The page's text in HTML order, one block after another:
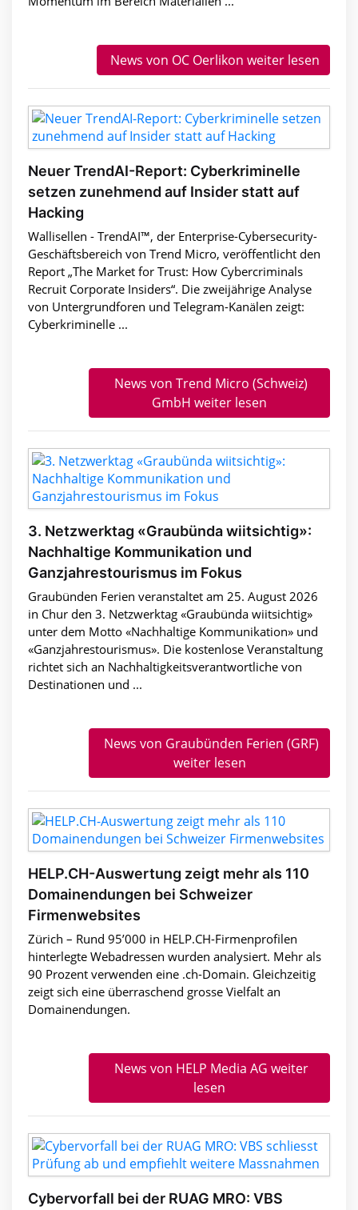
News von OC Oerlikon weiter lesen
Neuer TrendAI-Report: Cyberkriminelle
setzen zunehmend auf Insider statt auf
Hacking
Wallisellen - TrendAI™, der Enterprise-Cybersecurity-
Geschäftsbereich von Trend Micro, veröffentlicht den
Report „The Market for Trust: How Cybercriminals
Recruit Corporate Insiders“. Die zweijährige Analyse
von Untergrundforen und Telegram-Kanälen zeigt:
Cyberkriminelle ...
News von Trend Micro (Schweiz)
GmbH weiter lesen
3. Netzwerktag «Graubünda wiitsichtig»:
Nachhaltige Kommunikation und
Ganzjahrestourismus im Fokus
Graubünden Ferien veranstaltet am 25. August 2026
in Chur den 3. Netzwerktag «Graubünda wiitsichtig»
unter dem Motto «Nachhaltige Kommunikation» und
«Ganzjahrestourismus». Die kostenlose Veranstaltung
richtet sich an Nachhaltigkeitsverantwortliche von
Destinationen und ...
News von Graubünden Ferien (GRF)
weiter lesen
HELP.CH-Auswertung zeigt mehr als 110
Domainendungen bei Schweizer
Firmenwebsites
Zürich – Rund 95’000 in HELP.CH-Firmenprofilen
hinterlegte Webadressen wurden analysiert. Mehr als
90 Prozent verwenden eine .ch-Domain. Gleichzeitig
zeigt sich eine überraschend grosse Vielfalt an
Domainendungen.
News von HELP Media AG weiter
lesen
Cybervorfall bei der RUAG MRO: VBS